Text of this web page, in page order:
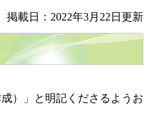
掲載日：2022年3月22日更新
）」と明記くださるようお